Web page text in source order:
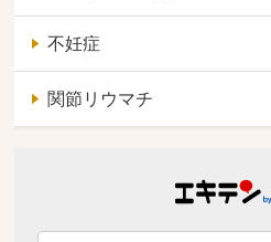
不妊症
関節リウマチ